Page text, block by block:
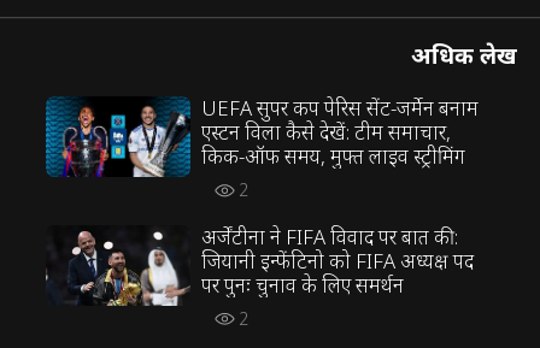
अधिक लेख
UEFA सुपर कप पेरिस सेंट-जर्मेन बनाम
एस्टन विला कैसे देखें: टीम समाचार,
किक-ऑफ समय, मुफ्त लाइव स्ट्रीमिंग
2
अर्जेंटीना ने FIFA विवाद पर बात की:
जियानी इन्फेंटिनो को FIFA अध्यक्ष पद
पर पुनः चुनाव के लिए समर्थन
2